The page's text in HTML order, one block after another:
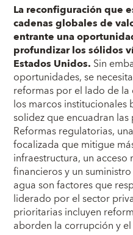
La reconfiguración que
cadenas globales de
entrante una
profundizar los sólidos
Estados Unidos. Sin
oportunidades, se
reformas por el lado de
los marcos
solidez que encuadran
Reformas regulatorias,
focalizada que mitigue
infraestructura, un
financieros y un
agua son factores que
liderado por el sector
prioritarias incluyen
aborden la corrupción y